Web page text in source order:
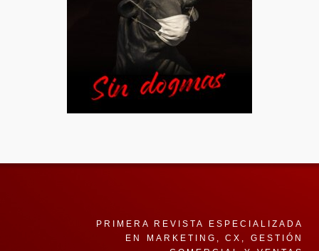
PRIMERA REVISTA ESPECIALIZADA
EN MARKETING, CX, GESTIÓN